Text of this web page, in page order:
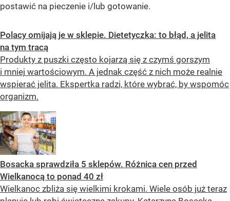
postawić na pieczenie i/lub gotowanie.
Polacy omijają je w sklepie. Dietetyczka: to błąd, a jelita
na tym tracą
Produkty z puszki często kojarzą się z czymś gorszym
i mniej wartościowym. A jednak część z nich może realnie
wspierać jelita. Ekspertka radzi, które wybrać, by wspomóc
organizm.
Bosacka sprawdziła 5 sklepów. Różnica cen przed
Wielkanocą to ponad 40 zł
Wielkanoc zbliża się wielkimi krokami. Wiele osób już teraz